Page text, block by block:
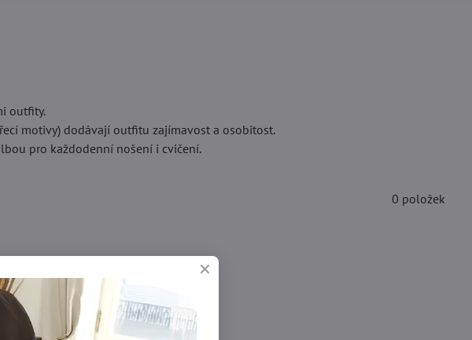
outfity.
motivy) dodávají outfitu zajímavost a osobitost.
pro každodenní nošení i cvičení.
0 položek